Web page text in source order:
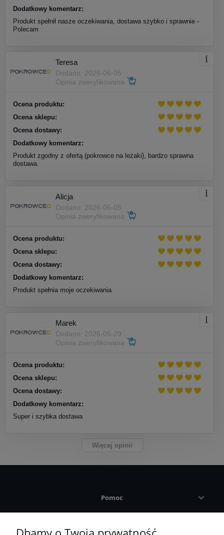
Dodatkowy komentarz:
Produkt spełnił nasze oczekiwania, dostawa szybko i sprawnie -
Polecam
Teresa
Dodano: 2026-06-05
Opinia zweryfikowana
Ocena produktu:
Ocena sklepu:
Ocena dostawy:
Dodatkowy komentarz:
Produkt zgodny z ofertą (pokrowce na leżaki}, bardzo sprawna
dostawa.
Alicja
Dodano: 2026-06-05
Opinia zweryfikowana
Ocena produktu:
Ocena sklepu:
Ocena dostawy:
Dodatkowy komentarz:
Produkt spełnia moje oczekiwania
Marek
Dodano: 2026-05-29
Opinia zweryfikowana
Ocena produktu:
Ocena sklepu:
Ocena dostawy:
Dodatkowy komentarz:
Super i szybka dostawa
Więcej opinii
Pomoc